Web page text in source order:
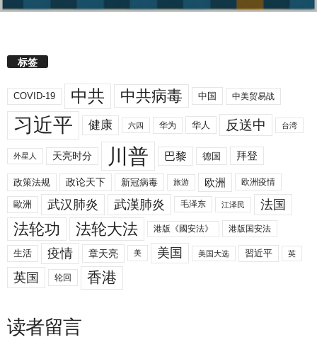
标签
COVID-19 中共 中共病毒 中国 中美贸易战
习近平 健康 六四 华为 华人 反送中 台湾
外星人 天亮时分 川普 巴黎 德国 拜登
政策法规 政论天下 新冠病毒 旅游 欧洲 欧洲疫情
歐洲 武汉肺炎 武漢肺炎 毛泽东 江泽民 法国
法轮功 法轮大法 港版《國安法》 港版国安法
生活 疫情 章天亮 美 美国 美国大选 習近平 英
英国 轮回 香港
读者留言